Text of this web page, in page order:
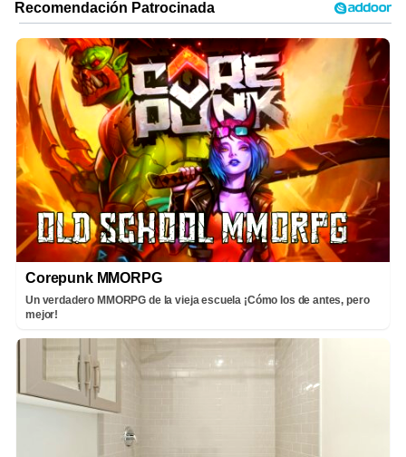
Corepunk MMORPG
Un verdadero MMORPG de la vieja escuela ¡Cómo los de antes, pero
mejor!